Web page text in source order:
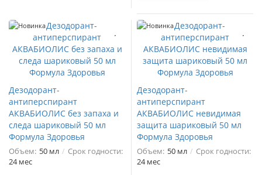
Новинка
Дезодорант-
антиперспирант
АКВАБИОЛИС без запаха и
следа шариковый 50 мл
Формула Здоровья
Объем: 50 мл
Срок годности:
24 мес
Новинка
Дезодорант-
антиперспирант
АКВАБИОЛИС невидимая
защита шариковый 50 мл
Формула Здоровья
Объем: 50 мл
Срок годности:
24 мес